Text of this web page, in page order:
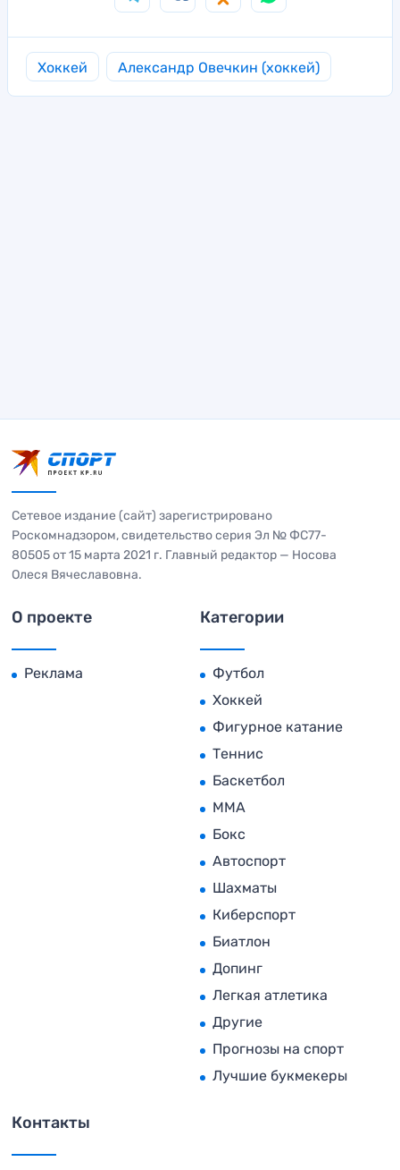
Хоккей Александр Овечкин (хоккей)
Сетевое издание (сайт) зарегистрировано
Роскомнадзором, свидетельство серия Эл № ФС77-
80505 от 15 марта 2021 г. Главный редактор — Носова
Олеся Вячеславовна.
О проекте
Реклама
Категории
Футбол
Хоккей
Фигурное катание
Теннис
Баскетбол
MMA
Бокс
Автоспорт
Шахматы
Киберспорт
Биатлон
Допинг
Легкая атлетика
Другие
Прогнозы на спорт
Лучшие букмекеры
Контакты